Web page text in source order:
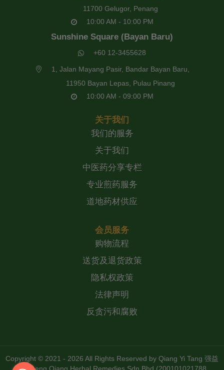
11700 Gelugor, Penang
10:00 AM - 10:00 PM
Sunshine Square (Bayan Baru)
+60 12-3455628
1, Jalan Mayang Pasir, Bandar Bayan Baru,
11950 Bayan Lepas, Pulau Pinang
10:00 AM - 09:00 PM
关于我们
我们的服务
关于我们
中医药分享专栏
专业煎药服务
道地药材供应
会员服务
购物流程
送货及退货政策
隐私权政策
法律声明
反贪污和腐败
Copyright © 2021 - 2026 All Rights Reserved by Qiang Yi Tang 强益